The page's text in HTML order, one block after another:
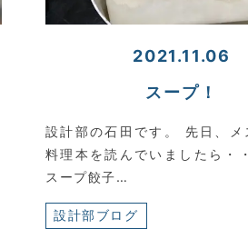
2021.11.06
スープ！
設計部の石田です。 先日、メ
料理本を読んでいましたら・
スープ餃子…
設計部ブログ